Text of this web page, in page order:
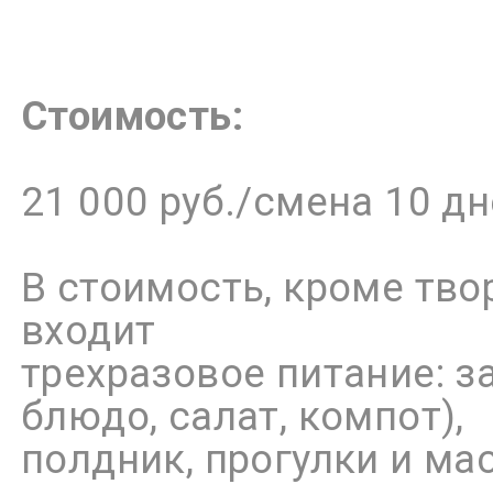
Стоимость:
21 000 руб./смена 10
В стоимость, кроме
входит
трехразовое питание:
блюдо, салат, компот),
полдник, прогулки и